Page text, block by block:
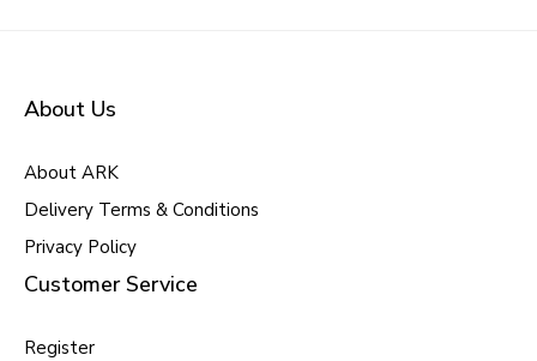
About Us
About ARK
Delivery Terms & Conditions
Privacy Policy
Customer Service
Register